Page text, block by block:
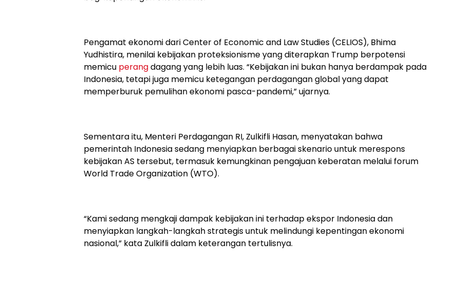
Pengamat ekonomi dari Center of Economic and Law Studies (CELIOS), Bhima
Yudhistira, menilai kebijakan proteksionisme yang diterapkan Trump berpotensi
memicu perangdagang yang lebih luas. “Kebijakan ini bukan hanya berdampak pada
Indonesia, tetapi juga memicu ketegangan perdagangan global yang dapat
memperburuk pemulihan ekonomi pasca-pandemi,” ujarnya.
Sementara itu, Menteri Perdagangan RI, Zulkifli Hasan, menyatakan bahwa
pemerintah Indonesia sedang menyiapkan berbagai skenario untuk merespons
kebijakan AS tersebut, termasuk kemungkinan pengajuan keberatan melalui forum
World Trade Organization (WTO).
“Kami sedang mengkaji dampak kebijakan ini terhadap ekspor Indonesia dan
menyiapkan langkah-langkah strategis untuk melindungi kepentingan ekonomi
nasional,” kata Zulkifli dalam keterangan tertulisnya.